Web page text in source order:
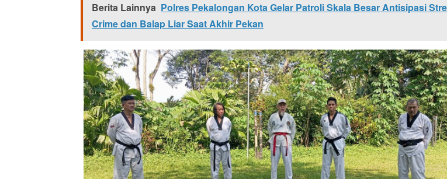
SUBSCRIBE NOW
About
My account
Bagikan Artikel
Berita Lainnya Polres Pekalongan Kota Gelar Patroli Skala Besar Antisipasi
Crime dan Balap Liar Saat Akhir Pekan